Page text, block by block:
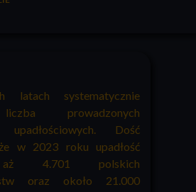
latach systematycznie
prowadzonych
upadłościowych. Dość
w 2023 roku upadłość
aż 4.701 polskich
oraz około 21.000